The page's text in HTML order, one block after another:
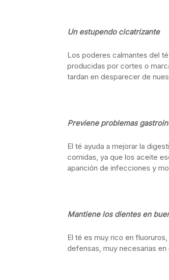
Un estupendo cicatrizante
Los poderes calmantes del
producidas por cortes o
tardan en desparecer de
Previene problemas
El té ayuda a mejorar la
comidas, ya que los aceite
aparición de infecciones y
Mantiene los dientes en
El té es muy rico en
defensas, muy necesarias